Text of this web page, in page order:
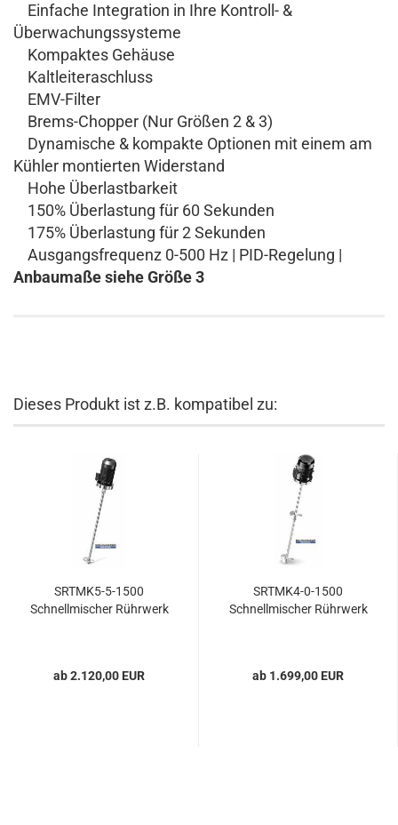
Einfache Integration in Ihre Kontroll- &
Überwachungssysteme
Kompaktes Gehäuse
Kaltleiteraschluss
EMV-Filter
Brems-Chopper (Nur Größen 2 & 3)
Dynamische & kompakte Optionen mit einem am
Kühler montierten Widerstand
Hohe Überlastbarkeit
150% Überlastung für 60 Sekunden
175% Überlastung für 2 Sekunden
Ausgangsfrequenz 0-500 Hz | PID-Regelung |
Anbaumaße siehe Größe 3
Dieses Produkt ist z.B. kompatibel zu:
SRTMK5-5-1500
Schnellmischer Rührwerk
ab 2.120,00 EUR
SRTMK4-0-1500
Schnellmischer Rührwerk
ab 1.699,00 EUR